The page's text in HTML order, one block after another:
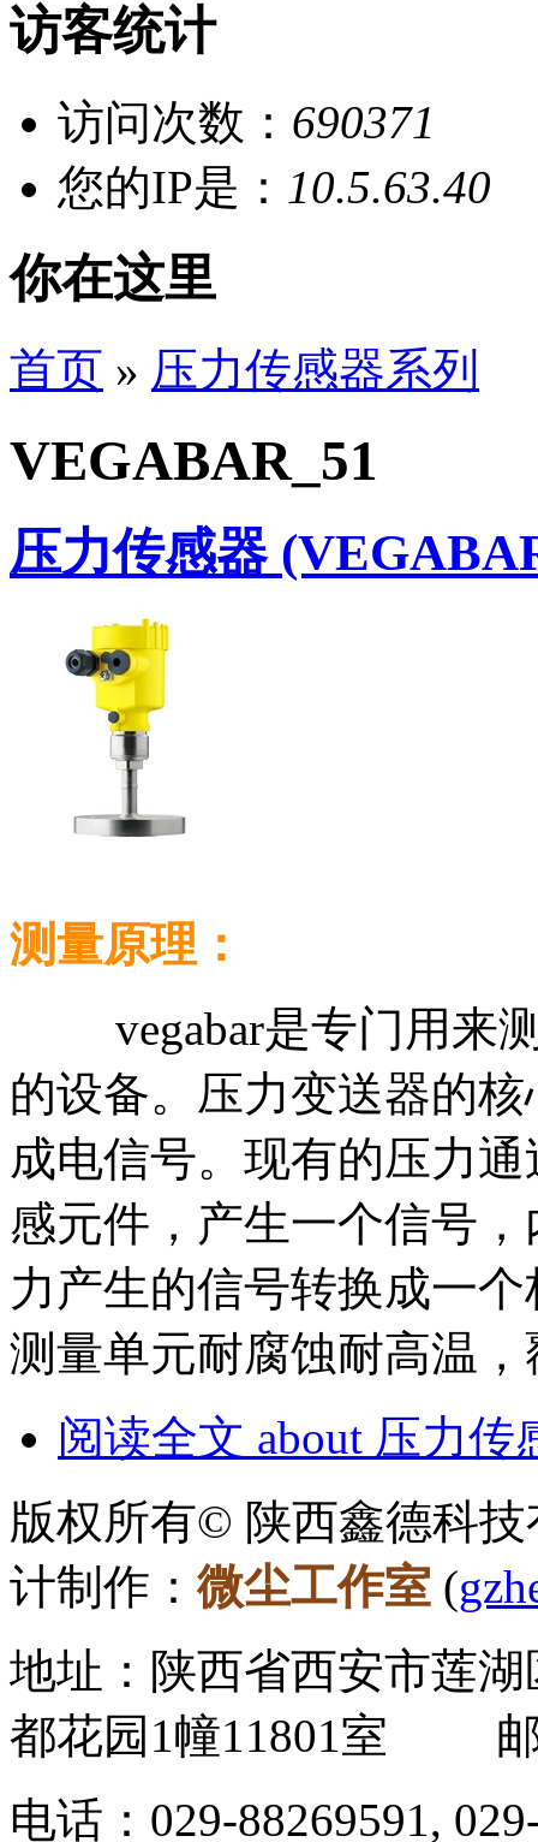
访客统计
访问次数： 690371
您的IP是： 10.5.63.40
你在这里
首页 » 压力传感器系列
VEGABAR_51
压力传感器
测量原理：
vegabar是专门用来测
的设备。压力变送器的
成电信号。现有的压力
感元件，产生一个信号
力产生的信号转换成一
测量单元耐腐蚀耐高温
阅读全文 about 压力传
版权所有© 陕西鑫德科
计制作：微尘工作室 (
地址：陕西省西安市莲
都花园1幢11801室
电话：029-88269591,